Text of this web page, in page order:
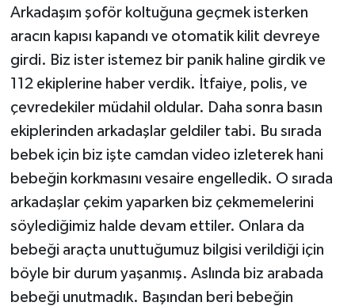
Arkadaşım şoför koltuğuna geçmek isterken
aracın kapısı kapandı ve otomatik kilit devreye
girdi. Biz ister istemez bir panik haline girdik ve
112 ekiplerine haber verdik. İtfaiye, polis, ve
çevredekiler müdahil oldular. Daha sonra basın
ekiplerinden arkadaşlar geldiler tabi. Bu sırada
bebek için biz işte camdan video izleterek hani
bebeğin korkmasını vesaire engelledik. O sırada
arkadaşlar çekim yaparken biz çekmemelerini
söylediğimiz halde devam ettiler. Onlara da
bebeği araçta unuttuğumuz bilgisi verildiği için
böyle bir durum yaşanmış. Aslında biz arabada
bebeği unutmadık. Başından beri bebeğin